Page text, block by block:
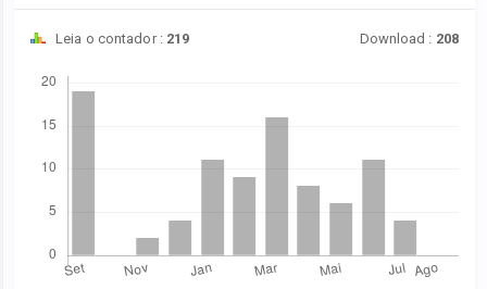
Leia o contador : 219 Download : 208